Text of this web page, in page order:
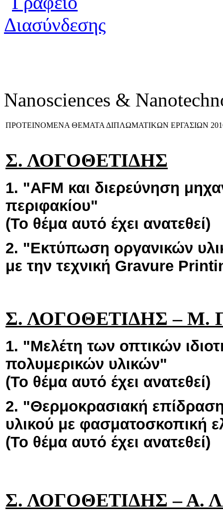
Nanosciences &
ΠΡΟΤΕΙΝΟΜΕΝΑ ΘΕΜΑΤΑ ΔΙΠΛΩΜΑΤΙΚΩΝ ΕΡΓΑΣΙΩΝ
Σ. ΛΟΓΟΘΕΤΙΔΗΣ
1. "AFM και διερεύνηση
περιφακίου"
(Το θέμα αυτό έχει ανατεθεί)
2. "Εκτύπωση οργανικών
με την τεχνική Gravure
Σ. ΛΟΓΟΘΕΤΙΔΗΣ – M.
1. "Μελέτη των οπτικών
πολυμερικών υλικών"
(Το θέμα αυτό έχει ανατεθεί)
2. "Θερμοκρασιακή επίδραση
υλικού με φασματοσκοπική
(Το θέμα αυτό έχει ανατεθεί)
Σ. ΛΟΓΟΘΕΤΙΔΗΣ – Α.